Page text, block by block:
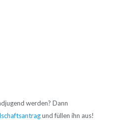
werden? Dann
und füllen ihn aus!